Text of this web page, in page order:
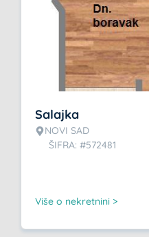
Salajka
NOVI SAD
ŠIFRA: #572481
Više o nekretnini >